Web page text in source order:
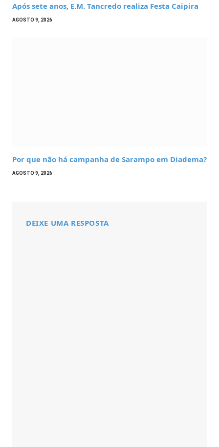
Após sete anos, E.M. Tancredo realiza Festa Caipira
AGOSTO 9, 2026
Por que não há campanha de Sarampo em Diadema?
AGOSTO 9, 2026
DEIXE UMA RESPOSTA